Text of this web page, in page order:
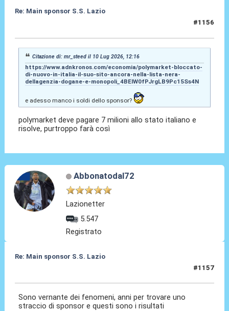
Re: Main sponsor S.S. Lazio
#1156
Citazione di: mr_steed il 10 Lug 2026, 12:16
https://www.adnkronos.com/economia/polymarket-bloccato-
di-nuovo-in-italia-il-suo-sito-ancora-nella-lista-nera-
dellagenzia-dogane-e-monopoli_4BEIW0fPJrgLB9Pc15Ss4N
e adesso manco i soldi dello sponsor?
polymarket deve pagare 7 milioni allo stato italiano e
risolve, purtroppo farà così
Abbonatodal72
Lazionetter
5.547
Registrato
Re: Main sponsor S.S. Lazio
#1157
Sono vernante dei fenomeni, anni per trovare uno
straccio di sponsor e questi sono i risultati